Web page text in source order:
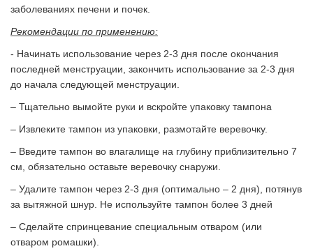
заболеваниях печени и почек.
Рекомендации по применению:
- Начинать использование через 2-3 дня после окончания
последней менструации, закончить использование за 2-3 дня
до начала следующей менструации.
– Тщательно вымойте руки и вскройте упаковку тампона
– Извлеките тампон из упаковки, размотайте веревочку.
– Введите тампон во влагалище на глубину приблизительно 7
см, обязательно оставьте веревочку снаружи.
– Удалите тампон через 2-3 дня (оптимально – 2 дня), потянув
за вытяжной шнур. Не используйте тампон более 3 дней
– Сделайте спринцевание специальным отваром (или
отваром ромашки).